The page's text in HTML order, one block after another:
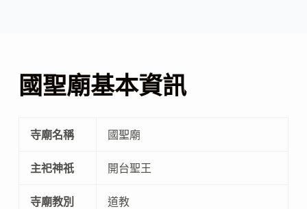
國聖廟基本資訊
寺廟名稱 國聖廟
主祀神祇 開台聖王
寺廟教別 道教